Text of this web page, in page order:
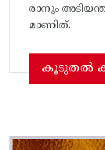
രാനും
മാണിത്.
കൂടുതൽ